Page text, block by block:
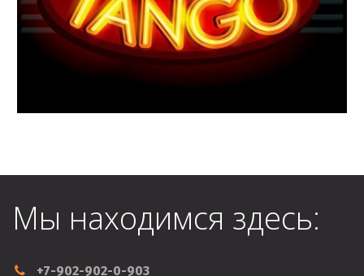
Мы находимся здесь:
+7-902-902-0-903